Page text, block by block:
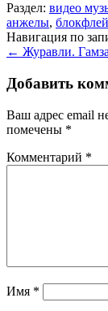
Раздел: видео
анжелы,
Навигация по
← Журавли.
Добавить
Ваш адрес email
помечены *
Комментарий *
Имя *